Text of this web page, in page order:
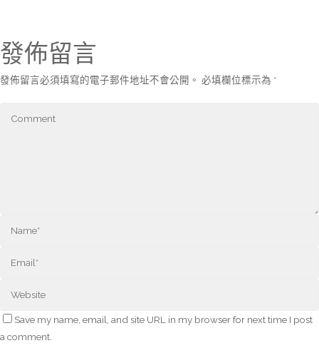
發佈留言
發佈留言必須填寫的電子郵件地址不會公開。 必填欄位標示為 *
Save my name, email, and site URL in my browser for next time I post
a comment.